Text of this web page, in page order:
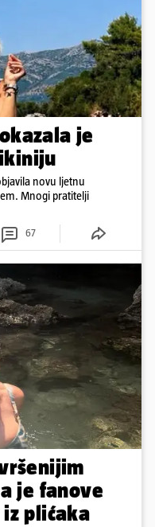
je
novu ljetnu
Mnogi pratitelji
67
je fanove
plićaka